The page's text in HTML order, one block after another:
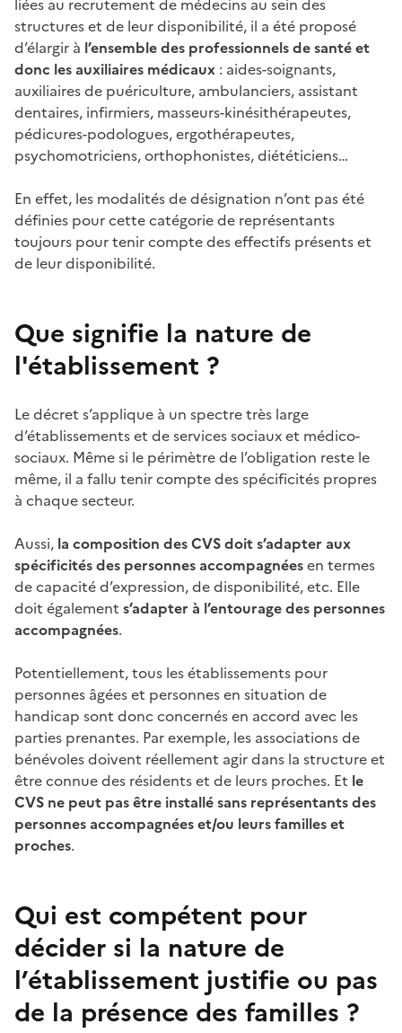
liées au recrutement de médecins au sein des
structures et de leur disponibilité, il a été proposé
d’élargir à l’ensemble des professionnels de santé et
donc les auxiliaires médicaux : aides-soignants,
auxiliaires de puériculture, ambulanciers, assistant
dentaires, infirmiers, masseurs-kinésithérapeutes,
pédicures-podologues, ergothérapeutes,
psychomotriciens, orthophonistes, diététiciens…
En effet, les modalités de désignation n’ont pas été
définies pour cette catégorie de représentants
toujours pour tenir compte des effectifs présents et
de leur disponibilité.
Que signifie la nature de
l'établissement ?
Le décret s’applique à un spectre très large
d’établissements et de services sociaux et médico-
sociaux. Même si le périmètre de l’obligation reste le
même, il a fallu tenir compte des spécificités propres
à chaque secteur.
Aussi, la composition des CVS doit s’adapter aux
spécificités des personnes accompagnéesen termes
de capacité d’expression, de disponibilité, etc. Elle
doit également s’adapter à l’entourage des personnes
accompagnées.
Potentiellement, tous les établissements pour
personnes âgées et personnes en situation de
handicap sont donc concernés en accord avec les
parties prenantes. Par exemple, les associations de
bénévoles doivent réellement agir dans la structure et
être connue des résidents et de leurs proches. Et le
CVS ne peut pas être installé sans représentants des
personnes accompagnées et/ou leurs familles et
proches.
Qui est compétent pour
décider si la nature de
l’établissement justifie ou pas
de la présence des familles ?